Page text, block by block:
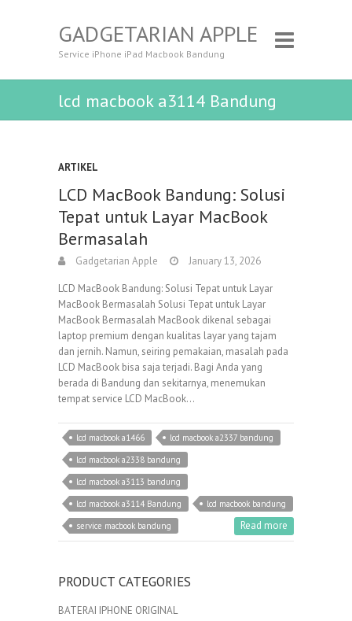
GADGETARIAN APPLE
Service iPhone iPad Macbook Bandung
lcd macbook a3114 Bandung
ARTIKEL
LCD MacBook Bandung: Solusi
Tepat untuk Layar MacBook
Bermasalah
Gadgetarian Apple January 13, 2026
LCD MacBook Bandung: Solusi Tepat untuk Layar
MacBook Bermasalah Solusi Tepat untuk Layar
MacBook Bermasalah MacBook dikenal sebagai
laptop premium dengan kualitas layar yang tajam
dan jernih. Namun, seiring pemakaian, masalah pada
LCD MacBook bisa saja terjadi. Bagi Anda yang
berada di Bandung dan sekitarnya, menemukan
tempat service LCD MacBook…
lcd macbook a1466
lcd macbook a2337 bandung
lcd macbook a2338 bandung
lcd macbook a3113 bandung
lcd macbook a3114 Bandung
lcd macbook bandung
service macbook bandung
Read more
PRODUCT CATEGORIES
BATERAI IPHONE ORIGINAL